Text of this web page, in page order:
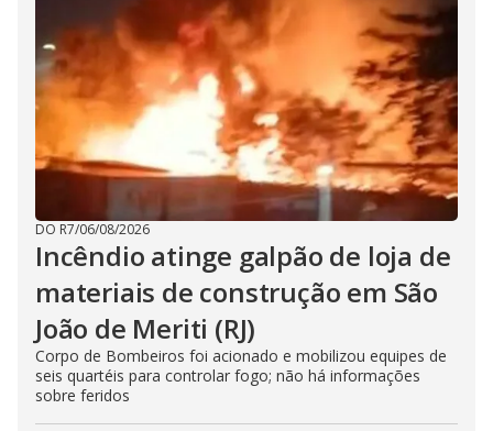
DO R7/06/08/2026
Incêndio atinge galpão de loja de
materiais de construção em São
João de Meriti (RJ)
Corpo de Bombeiros foi acionado e mobilizou equipes de
seis quartéis para controlar fogo; não há informações
sobre feridos